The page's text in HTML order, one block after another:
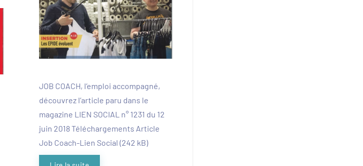
JOB COACH, l’emploi accompagné,
découvrez l’article paru dans le
magazine LIEN SOCIAL n° 1231 du 12
juin 2018 Téléchargements Article
Job Coach-Lien Social (242 kB)